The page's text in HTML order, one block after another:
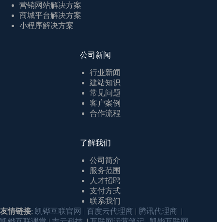
营销网站解决方案
商城平台解决方案
小程序解决方案
公司新闻
行业新闻
建站知识
常见问题
客户案例
合作流程
了解我们
公司简介
服务范围
人才招聘
支付方式
联系我们
友情链接: 凯铧互联官网 | 百度云代理商 | 腾讯代理商 |